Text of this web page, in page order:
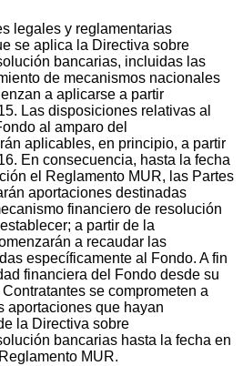
legales y reglamentarias
se aplica la Directiva sobre
bancarias, incluidas las
de mecanismos nacionales
a aplicarse a partir
Las disposiciones relativas al
al amparo del
aplicables, en principio, a partir
En consecuencia, hasta la fecha
el Reglamento MUR, las Partes
aportaciones destinadas
financiero de resolución
a partir de la
a recaudar las
específicamente al Fondo. A fin
financiera del Fondo desde su
se comprometen a
aportaciones que hayan
la Directiva sobre
bancarias hasta la fecha en
MUR.